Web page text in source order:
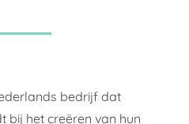
bedrijf dat
bij het creëren van hun